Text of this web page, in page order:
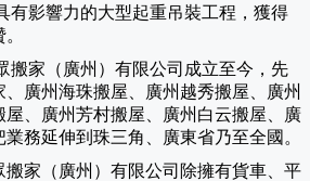
有影響力的大型起重吊裝工程，獲得
家（ 廣州 ）有限公司成立至今，先
廣州海珠搬屋、廣州越秀搬屋、廣州
、廣州芳村搬屋、廣州白云搬屋、廣
務延伸到珠三角、廣東省乃至全國。
家（ 廣州 ）有限公司除擁有貨車、平